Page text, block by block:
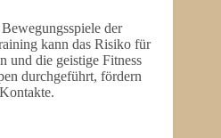
der
kann das Risiko für
und die geistige Fitness
durchgeführt, fördern